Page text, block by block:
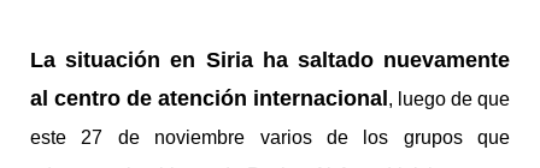
La situación en Siria ha saltado nuevamente
al centro de atención internacional , luego de que
este 27 de noviembre varios de los grupos que